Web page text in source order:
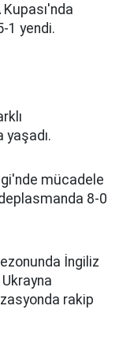
1 yendi.
mücadele
8-0
İngiliz
rakip